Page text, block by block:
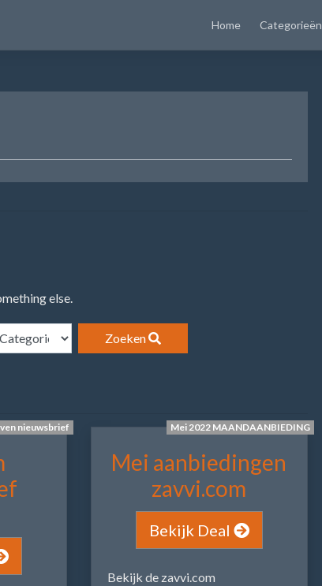
Home Categorieën
else.
Zoeken
nieuwsbrief Mei 2022 MAANDAANBIEDING
Mei aanbiedingen
zavvi.com
Bekijk Deal
Bekijk de zavvi.com